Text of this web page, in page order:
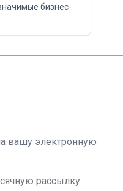
бизнес-
вашу электронную
рассылку